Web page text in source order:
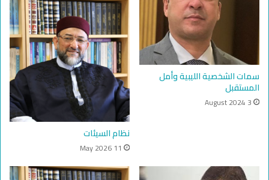
سمات الشخصية الليبية وأمل
المستقبل
3 August 2024
نظام السيئات
11 May 2026